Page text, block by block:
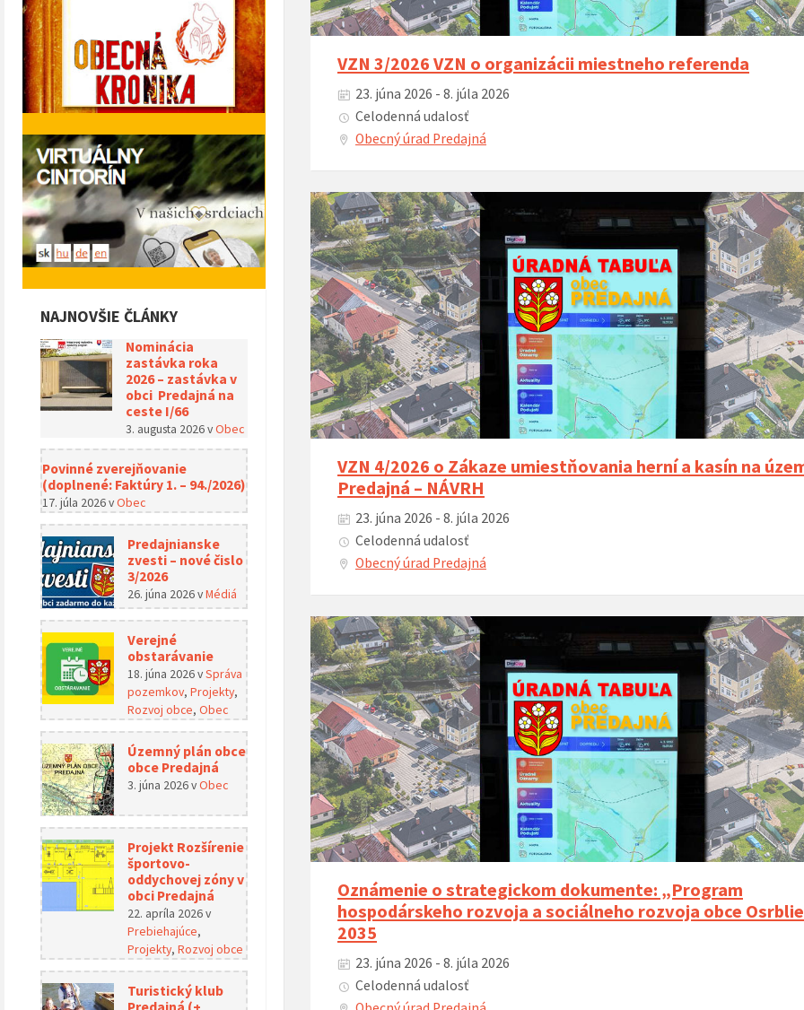
VZN 3/2026 VZN o organizácii miestneho referenda
23. júna 2026 - 8. júla 2026
Celodenná udalosť
Obecný úrad Predajná
VZN 4/2026 o Zákaze umiestňovania herní a kasín na
Predajná – NÁVRH
23. júna 2026 - 8. júla 2026
Celodenná udalosť
Obecný úrad Predajná
Oznámenie o strategickom dokumente: „Program
hospodárskeho rozvoja a sociálneho rozvoja obce
2035
23. júna 2026 - 8. júla 2026
Celodenná udalosť
NAJNOVŠIE ČLÁNKY
Nominácia
zastávka roka
2026 – zastávka v
obci Predajná na
ceste I/66
3. augusta 2026vObec
Povinné zverejňovanie
(doplnené: Faktúry 1. – 94./2026)
17. júla 2026vObec
Predajnianske
zvesti – nové čislo
3/2026
26. júna 2026vMédiá
Verejné
obstarávanie
18. júna 2026vSpráva
pozemkov, Projekty,
Rozvoj obce, Obec
Územný plán obce
obce Predajná
3. júna 2026vObec
Projekt Rozšírenie
športovo-
oddychovej zóny v
obci Predajná
22. apríla 2026v
Prebiehajúce,
Projekty, Rozvoj obce
Turistický klub
Príďte
radosti